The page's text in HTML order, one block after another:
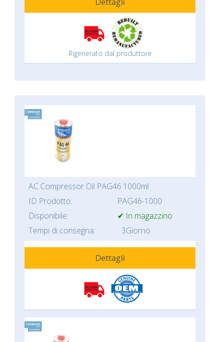
Rigenerato dal produttore
AC Compressor Oil PAG46 1000ml
ID Prodotto:
PAG46-1000
Disponibile:
✔ In magazzino
Tempi di consegna:
3Giorno
Dettagli